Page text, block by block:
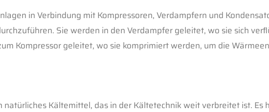
in Verbindung mit Kompressoren, Verdampfern und
Sie werden in den Verdampfer geleitet, wo sie sich
Kompressor geleitet, wo sie komprimiert werden, um die
natürliches Kältemittel, das in der Kältetechnik weit verbreitet ist. Es